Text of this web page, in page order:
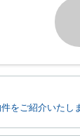
をご紹介いたし